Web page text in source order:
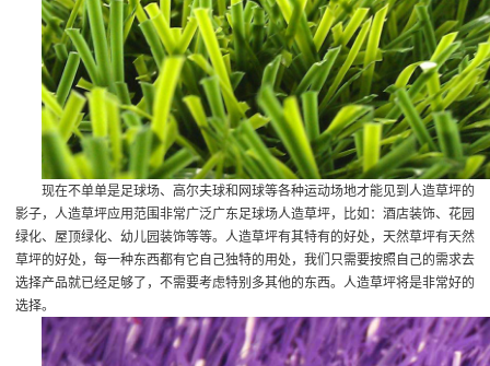
现在不单单是足球场、高尔夫球和网球等各种运动场地才能见到人造草坪的
影子，人造草坪应用范围非常广泛广东足球场人造草坪，比如：酒店装饰、花园
绿化、屋顶绿化、幼儿园装饰等等。人造草坪有其特有的好处，天然草坪有天然
草坪的好处，每一种东西都有它自己独特的用处，我们只需要按照自己的需求去
选择产品就已经足够了，不需要考虑特别多其他的东西。人造草坪将是非常好的
选择。